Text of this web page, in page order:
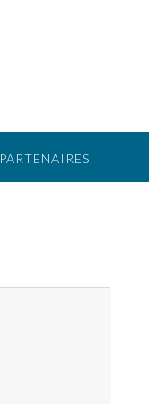
PARTENAIRES